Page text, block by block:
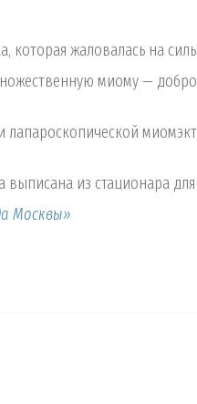
которая жаловалась на
миому —
из стационара
Москвы»